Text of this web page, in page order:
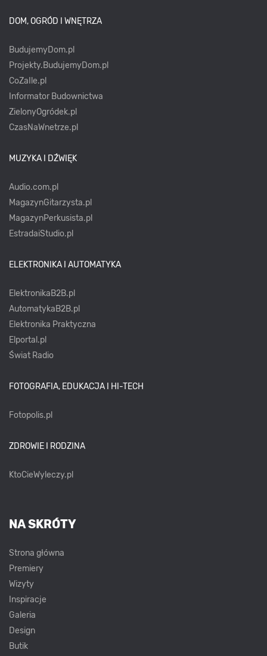
DOM, OGRÓD I WNĘTRZA
BudujemyDom.pl
Projekty.BudujemyDom.pl
CoZaIle.pl
Informator Budownictwa
ZielonyOgródek.pl
CzasNaWnetrze.pl
MUZYKA I DŹWIĘK
Audio.com.pl
MagazynGitarzysta.pl
MagazynPerkusista.pl
EstradaiStudio.pl
ELEKTRONIKA I AUTOMATYKA
ElektronikaB2B.pl
AutomatykaB2B.pl
Elektronika Praktyczna
Elportal.pl
Świat Radio
FOTOGRAFIA, EDUKACJA I HI-TECH
Fotopolis.pl
ZDROWIE I RODZINA
KtoCieWyleczy.pl
NA SKRÓTY
Strona główna
Premiery
Wizyty
Inspiracje
Galeria
Design
Butik